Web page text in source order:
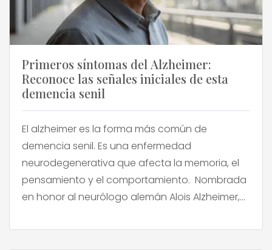
Primeros síntomas del Alzheimer:
Reconoce las señales iniciales de esta
demencia senil
El alzheimer es la forma más común de
demencia senil. Es una enfermedad
neurodegenerativa que afecta la memoria, el
pensamiento y el comportamiento. Nombrada
en honor al neurólogo alemán Alois Alzheimer,
patología se manifiesta gradualmente y puede